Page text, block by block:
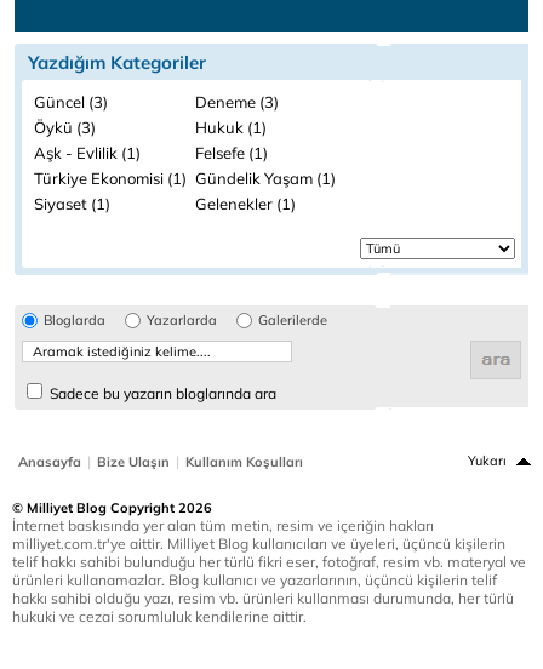
Yazdığım Kategoriler
Güncel (3)
Deneme (3)
Öykü (3)
Hukuk (1)
Aşk - Evlilik (1)
Felsefe (1)
Türkiye Ekonomisi (1) Gündelik Yaşam (1)
Siyaset (1)
Gelenekler (1)
Bloglarda Yazarlarda Galerilerde
Sadece bu yazarın bloglarında ara
Anasayfa | Bize Ulaşın | Kullanım Koşulları Yukarı
© Milliyet Blog Copyright 2026
İnternet baskısında yer alan tüm metin, resim ve içeriğin hakları
milliyet.com.tr'ye aittir. Milliyet Blog kullanıcıları ve üyeleri, üçüncü kişilerin
telif hakkı sahibi bulunduğu her türlü fikri eser, fotoğraf, resim vb. materyal ve
ürünleri kullanamazlar. Blog kullanıcı ve yazarlarının, üçüncü kişilerin telif
hakkı sahibi olduğu yazı, resim vb. ürünleri kullanması durumunda, her türlü
hukuki ve cezai sorumluluk kendilerine aittir.